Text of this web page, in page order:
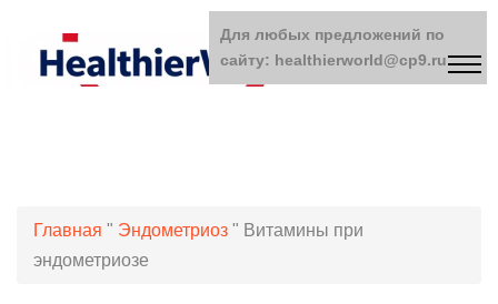
Главная " Эндометриоз " Витамины при
эндометриозе
Для любых предложений по
сайту: healthierworld@cp9.ru